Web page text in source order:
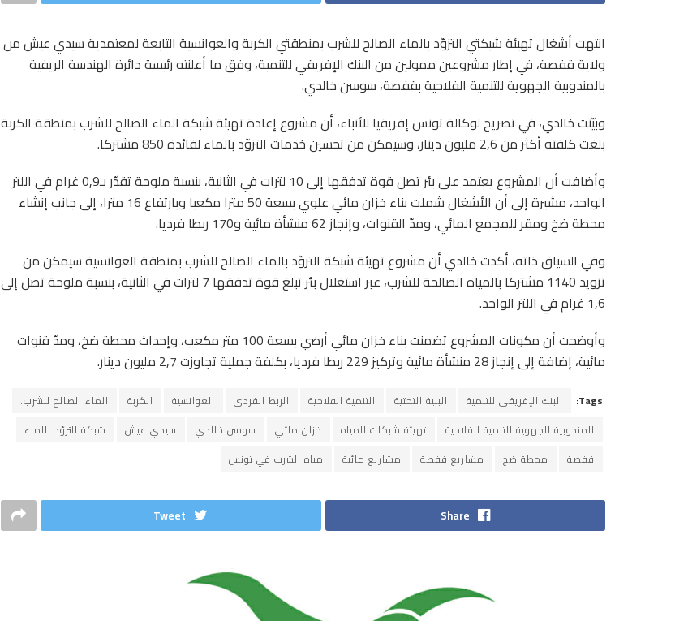
انتهت أشغال تهيئة شبكتي التزوّد بالماء الصالح للشرب بمنطقتي الكربة والعوانسية التابعة لمعتمدية سيدي عيش من
ولاية قفصة، في إطار مشروعين ممولين من البنك الإفريقي للتنمية، وفق ما أعلنته رئيسة دائرة الهندسة الريفية
بالمندوبية الجهوية للتنمية الفلاحية بقفصة، سوسن خالدي.
وبيّنت خالدي، في تصريح لوكالة تونس إفريقيا للأنباء، أن مشروع إعادة تهيئة شبكة الماء الصالح للشرب بمنطقة الكربة
بلغت كلفته أكثر من 2,6 مليون دينار، وسيمكن من تحسين خدمات التزوّد بالماء لفائدة 850 مشتركا.
وأضافت أن المشروع يعتمد على بئر تصل قوة تدفقها إلى 10 لترات في الثانية، بنسبة ملوحة تقدّر بـ0,9 غرام في اللتر
الواحد، مشيرة إلى أن الأشغال شملت بناء خزان مائي علوي بسعة 50 مترا مكعبا وبارتفاع 16 مترا، إلى جانب إنشاء
محطة ضخ ومقر للمجمع المائي، ومدّ القنوات، وإنجاز 62 منشأة مائية و170 ربطا فرديا.
وفي السياق ذاته، أكدت خالدي أن مشروع تهيئة شبكة التزوّد بالماء الصالح للشرب بمنطقة العوانسية سيمكن من
تزويد 1140 مشتركا بالمياه الصالحة للشرب، عبر استغلال بئر تبلغ قوة تدفقها 7 لترات في الثانية، بنسبة ملوحة تصل إلى
1,6 غرام في اللتر الواحد.
وأوضحت أن مكونات المشروع تضمنت بناء خزان مائي أرضي بسعة 100 متر مكعب، وإحداث محطة ضخ، ومدّ قنوات
مائية، إضافة إلى إنجاز 28 منشأة مائية وتركيز 229 ربطا فرديا، بكلفة جملية تجاوزت 2,7 مليون دينار.
Tags: البنك الإفريقي للتنمية البنية التحتية التنمية الفلاحية الربط الفردي العوانسية الكربة
الماء الصالح للشرب.
المندوبية الجهوية للتنمية الفلاحية
تهيئة شبكات المياه خزان مائي سوسن خالدي سيدي عيش
شبكة التزوّد بالماء
قفصة
محطة ضخ مشاريع قفصة مشاريع مائية مياه الشرب في تونس
Share
Tweet